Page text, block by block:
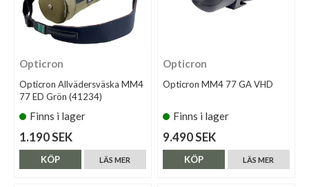
Opticron
Opticron Allvädersväska MM4
77 ED Grön (41234)
Finns i lager
1.190 SEK
LÄS MER
KÖP
Opticron
Opticron MM4 77 GA VHD
Finns i lager
9.490 SEK
LÄS MER
KÖP